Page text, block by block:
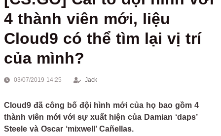
4 thành viên mới, liệu
Cloud9 có thể tìm lại vị trí
của mình?
03/07/2019 14:25 Jack
Cloud9 đã công bố đội hình mới của họ bao gồm 4
thành viên mới với sự xuất hiện của Damian ‘daps’
Steele và Oscar ‘mixwell’ Cañellas.